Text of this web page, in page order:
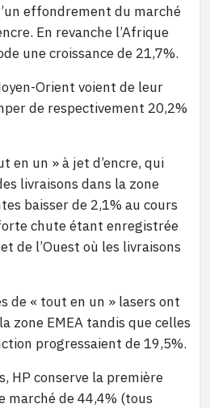
effondrement du marché
En revanche l’Afrique
une croissance de 21,7%.
Orient voient de leur
de respectivement 20,2%
en un » à jet d’encre, qui
livraisons dans la zone
baisser de 2,1% au cours
chute étant enregistrée
de l’Ouest où les livraisons
de « tout en un » lasers ont
zone EMEA tandis que celles
progressaient de 19,5%.
HP conserve la première
marché de 44,4% (tous